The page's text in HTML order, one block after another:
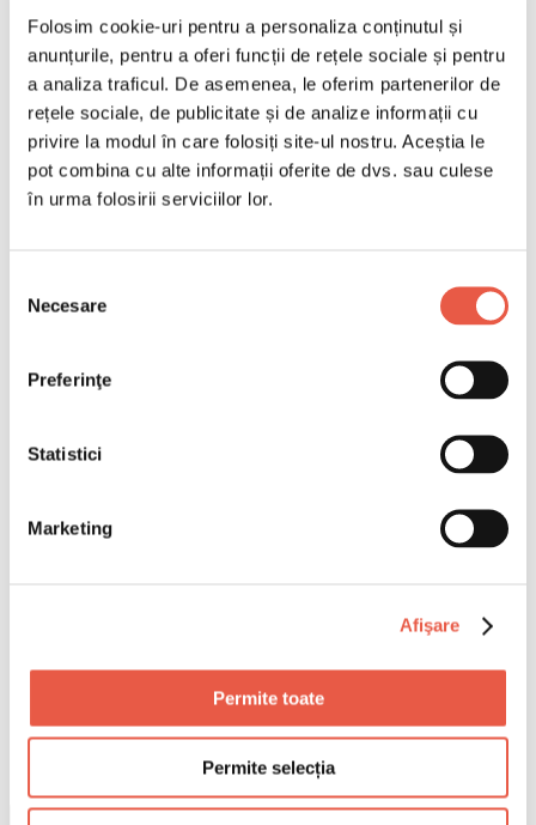
Folosim cookie-uri pentru a personaliza conținutul și
anunțurile, pentru a oferi funcții de rețele sociale și pentru
a analiza traficul. De asemenea, le oferim partenerilor de
rețele sociale, de publicitate și de analize informații cu
privire la modul în care folosiți site-ul nostru. Aceștia le
pot combina cu alte informații oferite de dvs. sau culese
în urma folosirii serviciilor lor.
consimțământului
Necesare
Preferinţe
Statistici
Marketing
Afişare
Permite toate
Permite selecția